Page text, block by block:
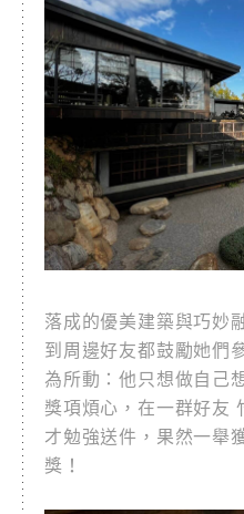
落成的優美建築與巧妙
到周邊好友都鼓勵她們
為所動：他只想做自己
獎項煩心，在一群好友
才勉強送件，果然一舉
獎！